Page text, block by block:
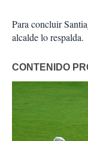
Para concluir
alcalde lo respalda.